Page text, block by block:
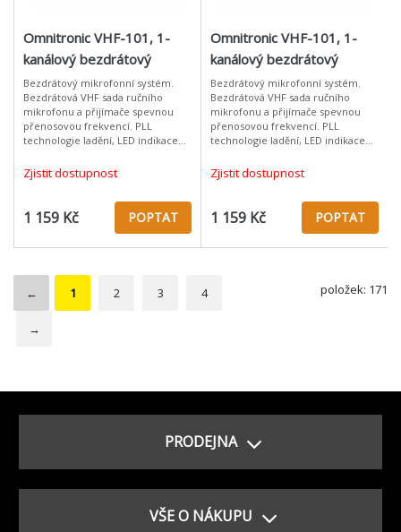
Omnitronic VHF-101, 1-
kanálový bezdrátový
mikrofonní set 200.10 MHz
Bezdrátový mikrofonní systém.
Bezdrátová VHF sada ručního
mikrofonu a přijímače spevnou
přenosovou frekvencí. PLL
technologie ladění, LED indikace
výstupní úrovně hlasitosti. Výstup
XLR neb
Zjistit dostupnost
1 159 Kč POPTAT
Omnitronic VHF-101, 1-
kanálový bezdrátový
mikrofonní set 205.75 MHz
Bezdrátový mikrofonní systém.
Bezdrátová VHF sada ručního
mikrofonu a přijímače spevnou
přenosovou frekvencí. PLL
technologie ladění, LED indikace
výstupní úrovně hlasitosti. Výstup
XLR neb
Zjistit dostupnost
1 159 Kč POPTAT
← 1 2 3 4
→
položek: 171
PRODEJNA
VŠE O NÁKUPU